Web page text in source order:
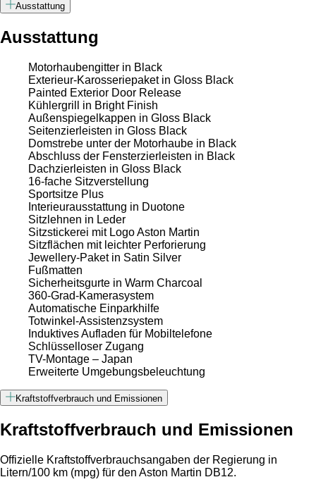
Ausstattung
Ausstattung
Motorhaubengitter in Black
Exterieur-Karosseriepaket in Gloss Black
Painted Exterior Door Release
Kühlergrill in Bright Finish
Außenspiegelkappen in Gloss Black
Seitenzierleisten in Gloss Black
Domstrebe unter der Motorhaube in Black
Abschluss der Fensterzierleisten in Black
Dachzierleisten in Gloss Black
16-fache Sitzverstellung
Sportsitze Plus
Interieurausstattung in Duotone
Sitzlehnen in Leder
Sitzstickerei mit Logo Aston Martin
Sitzflächen mit leichter Perforierung
Jewellery-Paket in Satin Silver
Fußmatten
Sicherheitsgurte in Warm Charcoal
360-Grad-Kamerasystem
Automatische Einparkhilfe
Totwinkel-Assistenzsystem
Induktives Aufladen für Mobiltelefone
Schlüsselloser Zugang
TV-Montage – Japan
Erweiterte Umgebungsbeleuchtung
Kraftstoffverbrauch und Emissionen
Kraftstoffverbrauch und Emissionen
Offizielle Kraftstoffverbrauchsangaben der Regierung in
Litern/100 km (mpg) für den Aston Martin DB12.